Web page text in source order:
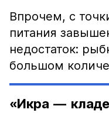
Впрочем, с
питания
недостаток:
большом
«Икра —